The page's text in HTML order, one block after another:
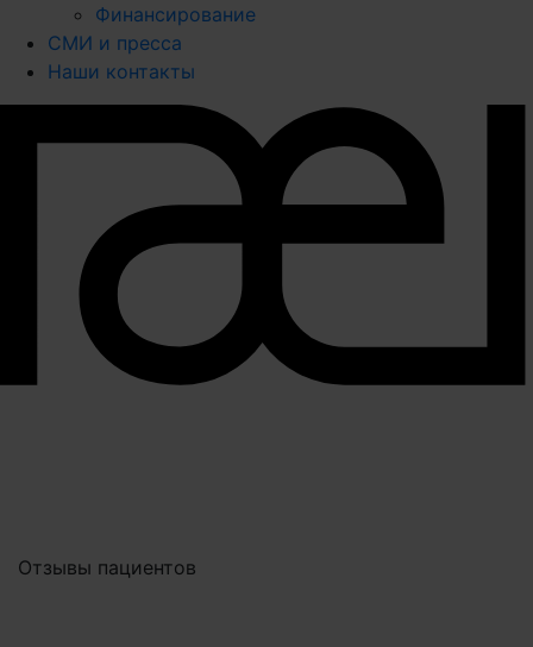
Финансирование
СМИ и пресса
Наши контакты
Отзывы пациентов